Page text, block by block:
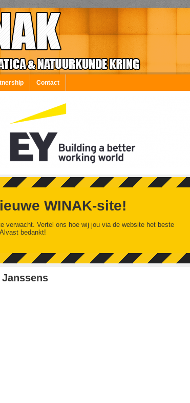
Contact
WINAK-site!
verwacht. Vertel ons hoe wij jou via de website het beste
Alvast bedankt!